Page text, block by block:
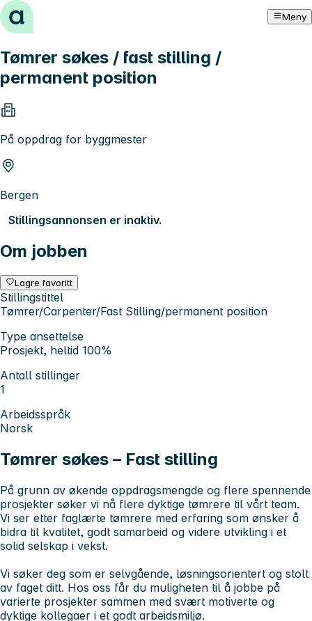
Hopp til innhold Meny
Tømrer søkes / fast stilling /
permanent position
På oppdrag for byggmester
Bergen
Stillingsannonsen er inaktiv.
Om jobben
Lagre favoritt
Stillingstittel
Tømrer/Carpenter/Fast Stilling/permanent position
Type ansettelse
Prosjekt, heltid 100%
Antall stillinger
1
Arbeidsspråk
Norsk
Tømrer søkes – Fast stilling
På grunn av økende oppdragsmengde og flere spennende
prosjekter søker vi nå flere dyktige tømrere til vårt team.
Vi ser etter faglærte tømrere med erfaring som ønsker å
bidra til kvalitet, godt samarbeid og videre utvikling i et
solid selskap i vekst.
Vi søker deg som er selvgående, løsningsorientert og stolt
av faget ditt. Hos oss får du muligheten til å jobbe på
varierte prosjekter sammen med svært motiverte og
dyktige kollegaer i et godt arbeidsmiljø.